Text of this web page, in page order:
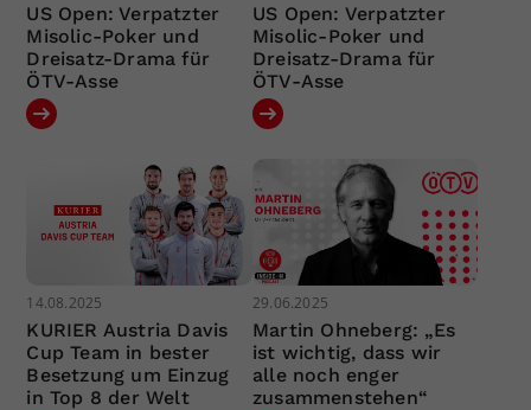
US Open: Verpatzter
Misolic-Poker und
Dreisatz-Drama für
ÖTV-Asse
US Open: Verpatzter
Misolic-Poker und
Dreisatz-Drama für
ÖTV-Asse
14.08.2025
KURIER Austria Davis
Cup Team in bester
Besetzung um Einzug
in Top 8 der Welt
29.06.2025
Martin Ohneberg: „Es
ist wichtig, dass wir
alle noch enger
zusammenstehen“